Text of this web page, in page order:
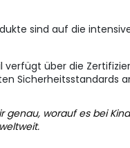
sind auf die
verfügt über die
Sicherheitsstandards
genau, worauf es bei